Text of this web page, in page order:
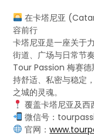
在卡塔尼亚
容前行
卡塔尼亚是一座关于
街道、广场与日常节
Tour Passion 梅赛德
持舒适、私密与稳定
之城的灵魂。
覆盖卡塔尼亚及西
微信号：
官网：